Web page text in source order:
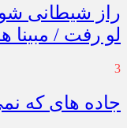
راز شیطانی
لو رفت /
3
جاده های که